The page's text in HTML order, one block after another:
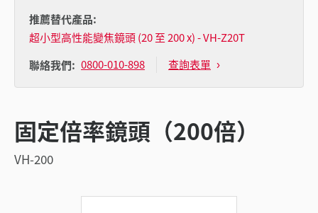
推薦替代產品:
超小型高性能變焦鏡頭 (20 至 200 x) - VH-Z20T
聯絡我們: 0800-010-898 查詢表單
固定倍率鏡頭（200倍）
VH-200